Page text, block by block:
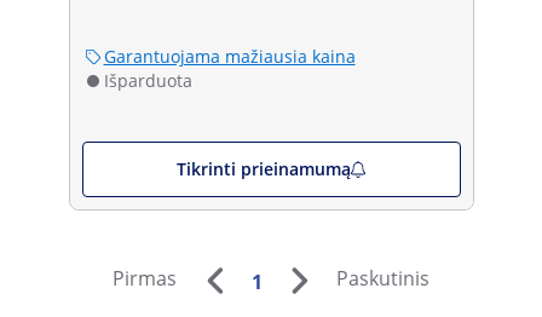
Garantuojama mažiausia kaina
Išparduota
Tikrinti prieinamumą
Pirmas 1 Paskutinis